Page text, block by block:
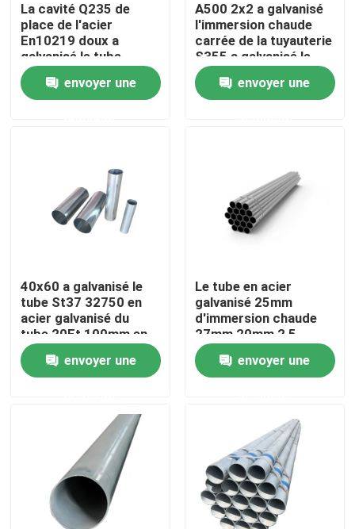
Accueil
Produits
feuille inoxydable de plaque d'acier
Bobine d'acier inoxydable
Tube carré de solides solubles
Tuyau d'acier inoxydable sans couture
bande d'acier inoxydable
La cavité Q235 de
place de l'acier
En10219 doux a
galvanisé le tube
rectangulaire en acier
envoyer une
A500 2x2 a galvanisé
l'immersion chaude
carrée de la tuyauterie
S355 a galvanisé le
tube en acier de place
envoyer une
40x60 a galvanisé le
tube St37 32750 en
acier galvanisé du
tube 20Ft 100mm en
acier
envoyer une
Le tube en acier
galvanisé 25mm
d'immersion chaude
27mm 20mm 2,5
pouces AiSi a
galvanisé le tube en
acier 350mm de rond
envoyer une